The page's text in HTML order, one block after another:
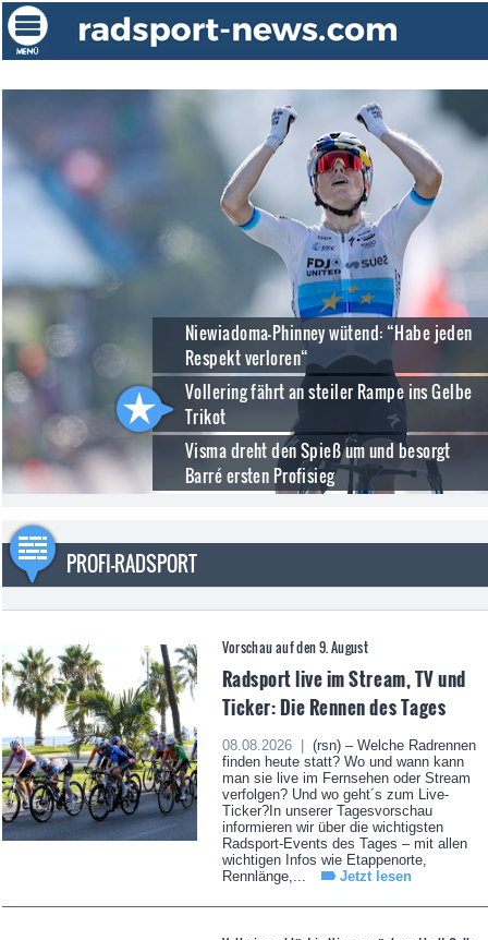
Niewiadoma-Phinney wütend: “Habe jeden
Respekt verloren“
Vollering fährt an steiler Rampe ins Gelbe
Trikot
Visma dreht den Spieß um und besorgt
Barré ersten Profisieg
PROFI-RADSPORT
Vorschau auf den 9. August
Radsport live im Stream, TV und
Ticker: Die Rennen des Tages
08.08.2026 |
(rsn) – Welche Radrennen
finden heute statt? Wo und wann kann
man sie live im Fernsehen oder Stream
verfolgen? Und wo geht´s zum Live-
Ticker?In unserer Tagesvorschau
informieren wir über die wichtigsten
Radsport-Events des Tages – mit allen
wichtigen Infos wie Etappenorte,
Rennlänge,...
Jetzt lesen